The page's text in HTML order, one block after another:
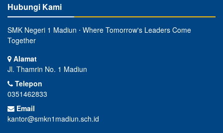
Hubungi Kami
SMK Negeri 1 Madiun ⋅ Where Tomorrow's Leaders Come
Together
Alamat
Jl. Thamrin No. 1 Madiun
Telepon
0351462833
Email
kantor@smkn1madiun.sch.id